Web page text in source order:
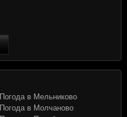
Погода в Мельниково
Погода в Молчаново